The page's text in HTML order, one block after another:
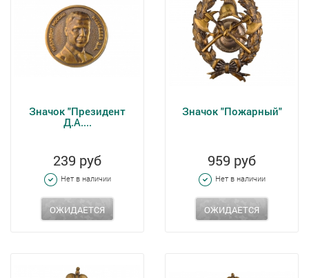
Значок "Президент
Д.А....
239 руб
Нет в наличии
ОЖИДАЕТСЯ
Значок "Пожарный"
959 руб
Нет в наличии
ОЖИДАЕТСЯ